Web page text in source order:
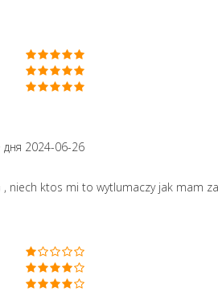
дня 2024-06-26
niech ktos mi to wytlumaczy jak mam